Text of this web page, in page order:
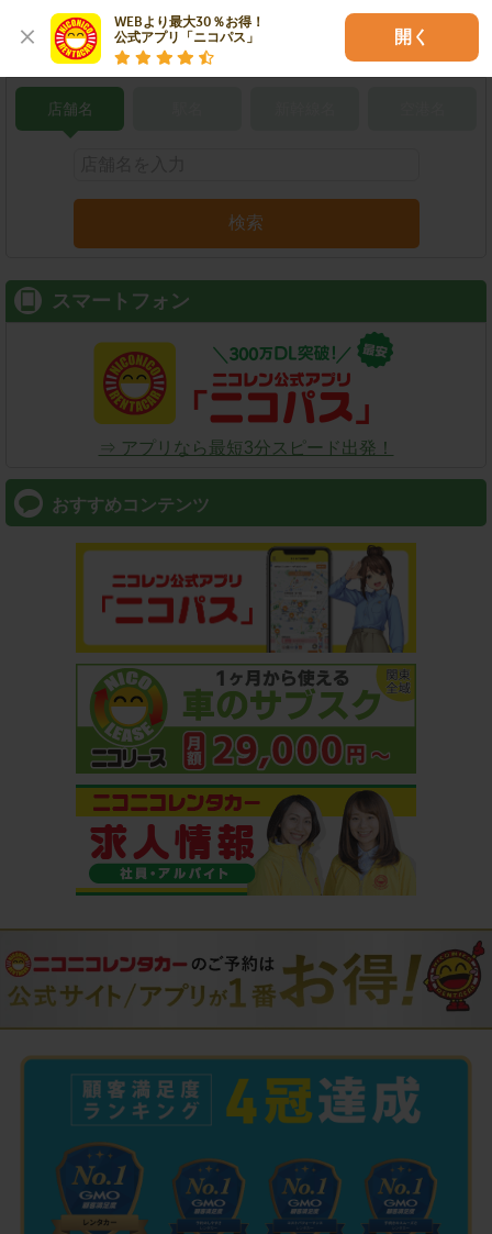
WEBより最大30％お得！
公式アプリ「ニコパス」
開く
こだわり条件で検索
店舗名
検索
スマートフォン
⇒ アプリなら最短3分スピード出発！
おすすめコンテンツ